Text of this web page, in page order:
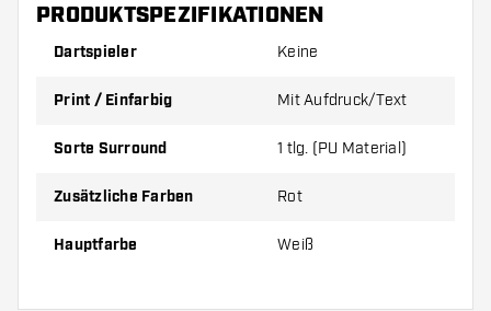
PRODUKTSPEZIFIKATIONEN
Dartspieler Keine
Print / Einfarbig Mit Aufdruck/Text
Sorte Surround 1 tlg. (PU Material)
Zusätzliche Farben Rot
Hauptfarbe Weiß